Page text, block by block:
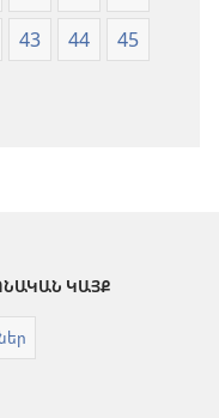
43 44
45
ԿԱՅՔ